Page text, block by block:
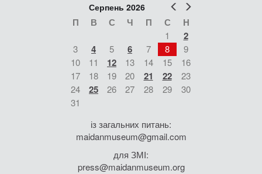
Попер
Серпень 2026
П В С Ч П С Н
1 2
3 4 5 6 7 8
9
10
11 12 13 14 15
16
17
18 19 20 21 22
23
24
25 26 27 28 29
30
31
із загальних питань:
maidanmuseum@gmail.com
для ЗМІ:
press@maidanmuseum.org